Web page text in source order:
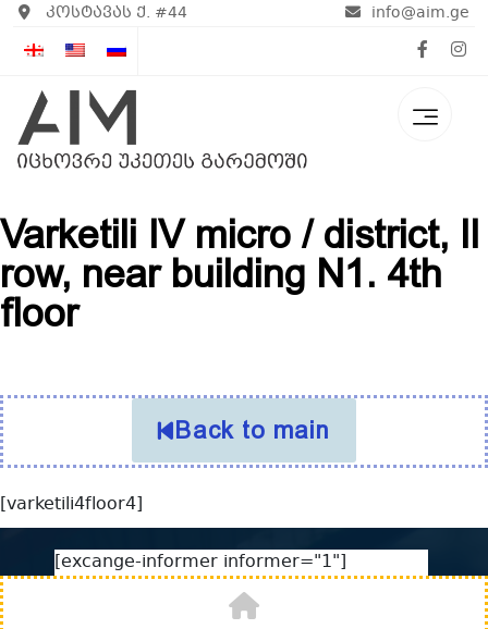
კოსტავას ქ. #44 info@aim.ge
Varketili IV micro / district, II
row, near building N1. 4th
floor
Back to main
[varketili4floor4]
[excange-informer informer="1"]